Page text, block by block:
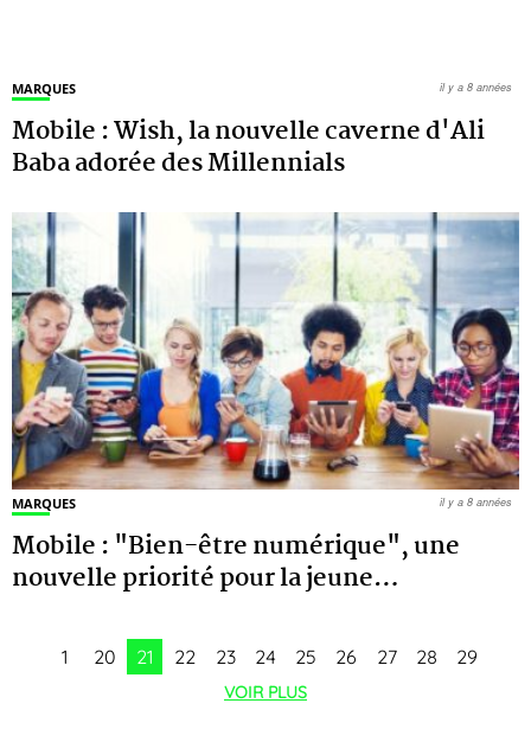
MARQUES
Mobile : Wish, la nouvelle caverne d'Ali
Baba adorée des Millennials
il y a 8 années
MARQUES
Mobile : "Bien-être numérique", une
nouvelle priorité pour la jeune…
il y a 8 années
1 20 21 22 23 24 25 26 27 28 29
VOIR PLUS